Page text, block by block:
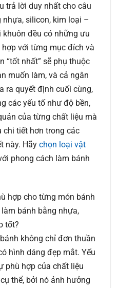
trả lời duy nhất cho câu
silicon, kim loại –
đều có những ưu
với từng mục đích và
“tốt nhất” sẽ phụ thuộc
muốn làm, và cả ngân
ra quyết định cuối cùng,
các yếu tố như độ bền,
của từng chất liệu mà
chi tiết hơn trong các
này. Hãy chọn loại vật
phong cách làm bánh
hợp cho từng món bánh
bánh bằng nhựa,
tốt?
không chỉ đơn thuần
hình dáng đẹp mắt. Yếu
phù hợp của chất liệu
thể, bởi nó ảnh hưởng